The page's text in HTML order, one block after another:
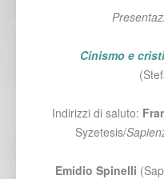
Cinismo e
Indirizzi di saluto:
Syzetesis/
Emidio Spinelli